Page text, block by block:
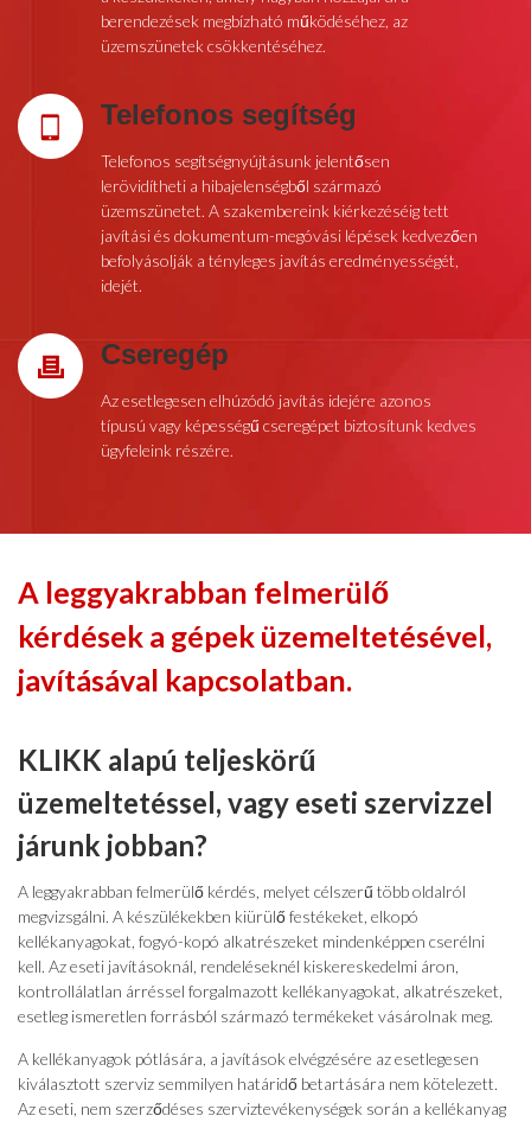
berendezések megbízható működéséhez, az
üzemszünetek csökkentéséhez.
Telefonos segítség
Telefonos segítségnyújtásunk jelentősen
lerövidítheti a hibajelenségből származó
üzemszünetet. A szakembereink kiérkezéséig tett
javítási és dokumentum-megóvási lépések kedvezően
befolyásolják a tényleges javítás eredményességét,
idejét.
Cseregép
Az esetlegesen elhúzódó javítás idejére azonos
típusú vagy képességű cseregépet biztosítunk kedves
ügyfeleink részére.
A leggyakrabban felmerülő
kérdések a gépek üzemeltetésével,
javításával kapcsolatban.
KLIKK alapú teljeskörű
üzemeltetéssel, vagy eseti szervizzel
járunk jobban?
A leggyakrabban felmerülő kérdés, melyet célszerű több oldalról
megvizsgálni. A készülékekben kiürülő festékeket, elkopó
kellékanyagokat, fogyó-kopó alkatrészeket mindenképpen cserélni
kell. Az eseti javításoknál, rendeléseknél kiskereskedelmi áron,
kontrollálatlan árréssel forgalmazott kellékanyagokat, alkatrészeket,
esetleg ismeretlen forrásból származó termékeket vásárolnak meg.
A kellékanyagok pótlására, a javítások elvégzésére az esetlegesen
kiválasztott szerviz semmilyen határidő betartására nem kötelezett.
Az eseti, nem szerződéses szerviztevékenységek során a kellékanyag